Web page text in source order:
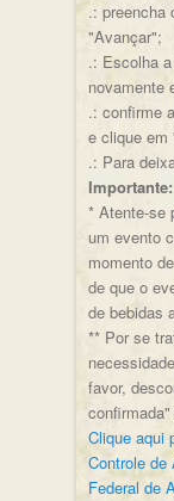
.: preencha
"Avançar";
.: Escolha
novamente
.: confirme
e clique em
.: Para
Importante:
* Atente-se
um evento
momento
de que o
de bebidas
** Por se
favor,
Clique aqui
Controle de
Federal de